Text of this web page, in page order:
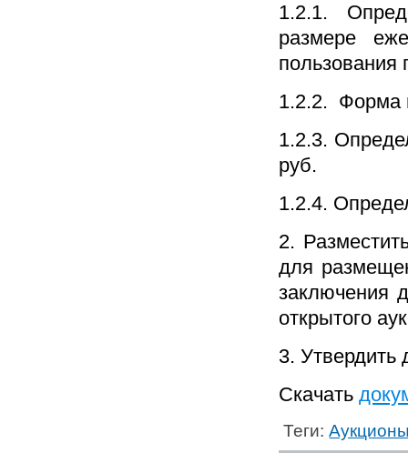
1.2.1.
размере
1.2.2. Форма
1.2.3.
руб.
1.2.4.
2.
для
заключения
открытого
3. Утвердить
Скачать
Теги: